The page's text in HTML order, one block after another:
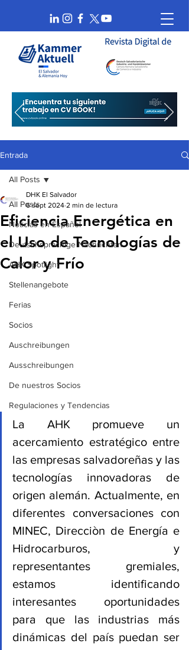
Entrada
All Posts
Noticias en Español
Deutschsprachige Nachrichten
AHK Spotlight
Stellenangebote
Ferias
Socios
Auschreibungen
Ausschreibungen
De nuestros Socios
Regulaciones y Tendencias
All Posts
Eficiencia Energética en
el Uso de Tecnologías de
Calor y Frío
DHK El Salvador
6 sept 2024 2 min de lectura
La AHK promueve un
acercamiento estratégico entre
las empresas salvadoreñas y las
tecnologías innovadoras de
origen alemán. Actualmente, en
diferentes conversaciones con
MINEC, Direcciòn de Energía e
Hidrocarburos, y
representantes gremiales,
estamos identificando
interesantes oportunidades
para que las industrias más
dinámicas del país puedan ser